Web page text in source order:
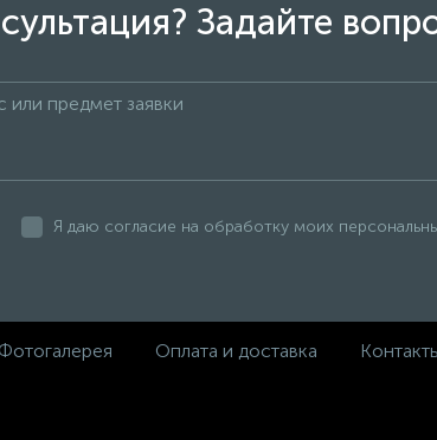
Задайте
Я даю согласие на обработку моих
Фотогалерея Оплата и доставка